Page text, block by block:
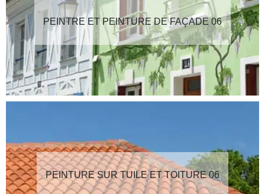
PEINTRE ET PEINTURE DE FAÇADE 06
PEINTURE SUR TUILE ET TOITURE 06